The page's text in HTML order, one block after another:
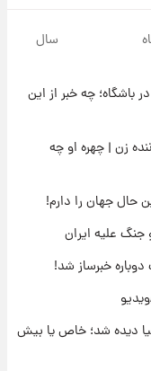
آخرین وضعیت
سال
چه خبر از این
خواننده زن | چهره او چه
جهان را دارم!
علیه ایران
خبرساز شد!
دیده شد؛ خاص یا بیش